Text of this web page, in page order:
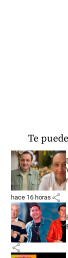
Te
hace 16 horas share
share